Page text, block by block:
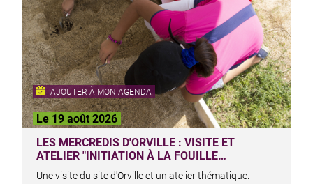
LES MERCREDIS D'ORVILLE : VISITE ET
ATELIER "INITIATION À LA FOUILLE…
AJOUTER À MON AGENDA
Le 19 août 2026
Une visite du site d'Orville et un atelier thématique.